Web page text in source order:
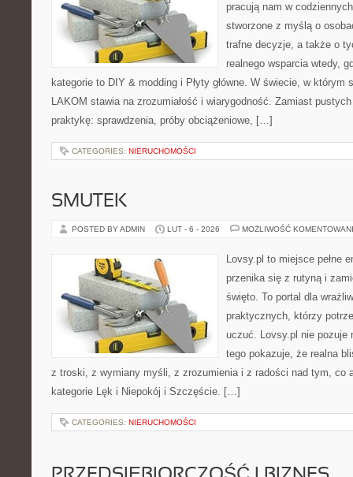
pracują nam w
stworzone z myślą o
trafne decyzje, a także o
realnego wsparcia wtedy,
kategorie to DIY & modding i Płyty główne. W świecie, w
LAKOM stawia na zrozumiałość i wiarygodność. Zamiast
praktykę: sprawdzenia, próby obciążeniowe, […]
CATEGORIES: NIERUCHOMOŚCI
SMUTEK
POSTED BY ADMIN LUT - 6 - 2026 MOŻLIWOŚĆ
Lovsy.pl to miejsce pełne
przenika się z rutyną i
święto. To portal dla
praktycznych, którzy
uczuć. Lovsy.pl nie pozuje
tego pokazuje, że realna
z troski, z wymiany myśli, z zrozumienia i z radości nad tym, co
kategorie Lęk i Niepokój i Szczęście. […]
CATEGORIES: NIERUCHOMOŚCI